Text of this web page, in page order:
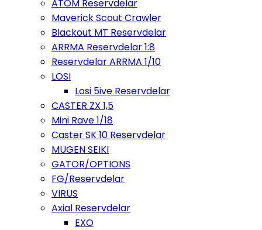
ATOM Reservdelar
Maverick Scout Crawler
Blackout MT Reservdelar
ARRMA Reservdelar 1:8
Reservdelar ARRMA 1/10
LOSI
Losi 5ive Reservdelar
CASTER ZX 1,5
Mini Rave 1/18
Caster SK 10 Reservdelar
MUGEN SEIKI
GATOR/OPTIONS
FG/Reservdelar
VIRUS
Axial Reservdelar
EXO